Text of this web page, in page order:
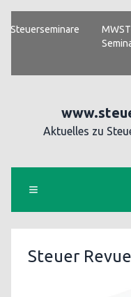
Steuerseminare
Aktuelles zu
Steuer Revue